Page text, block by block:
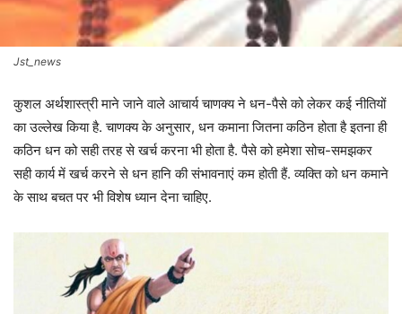
Jst_news
कुशल अर्थशास्त्री माने जाने वाले आचार्य चाणक्य ने धन-पैसे को लेकर कई नीतियों
का उल्लेख किया है. चाणक्य के अनुसार, धन कमाना जितना कठिन होता है इतना ही
कठिन धन को सही तरह से खर्च करना भी होता है. पैसे को हमेशा सोच-समझकर
सही कार्य में खर्च करने से धन हानि की संभावनाएं कम होती हैं. व्यक्ति को धन कमाने
के साथ बचत पर भी विशेष ध्यान देना चाहिए.